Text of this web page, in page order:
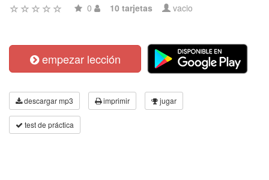
0 10 tarjetas vacio
empezar lección
descargar mp3 imprimir jugar
test de práctica